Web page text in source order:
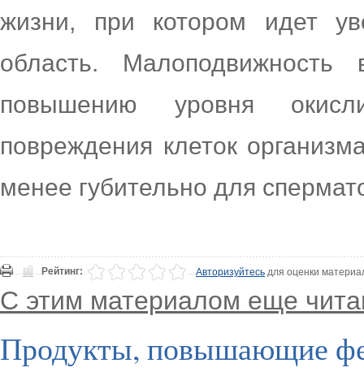
жизни, при котором идет
область.
повышению уровня
повреждения клеток
менее губительно для
Рейтинг: Авторизуйтесьдля оценки
С этим материалом еще
Продукты, повышающие